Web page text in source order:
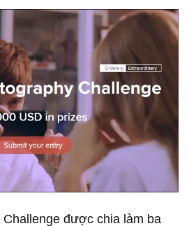
được chia làm ba